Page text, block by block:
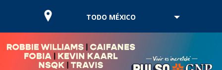
TODO MÉXICO